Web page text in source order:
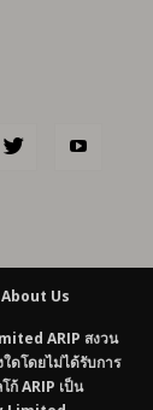
About Us
ARIP สงวน
ดโดยไม่ได้รับการ
ก้ ARIP เป็น